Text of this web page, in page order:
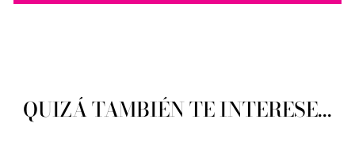
QUIZÁ TAMBIÉN TE INTERESE...